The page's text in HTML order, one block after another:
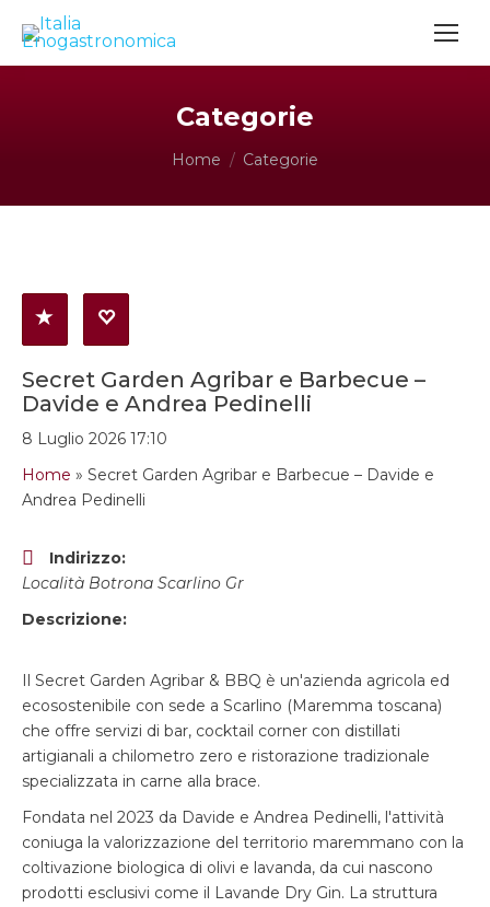
Categorie
Tu sei qui:
Home Categorie
Secret Garden Agribar e Barbecue –
Davide e Andrea Pedinelli
8 Luglio 2026 17:10
Home » Secret Garden Agribar e Barbecue – Davide e
Andrea Pedinelli
Indirizzo:
Località Botrona Scarlino Gr
Descrizione:
Il Secret Garden Agribar & BBQ è un'azienda agricola ed
ecosostenibile con sede a Scarlino (Maremma toscana)
che offre servizi di bar, cocktail corner con distillati
artigianali a chilometro zero e ristorazione tradizionale
specializzata in carne alla brace.
Fondata nel 2023 da Davide e Andrea Pedinelli, l'attività
coniuga la valorizzazione del territorio maremmano con la
coltivazione biologica di olivi e lavanda, da cui nascono
prodotti esclusivi come il Lavande Dry Gin. La struttura